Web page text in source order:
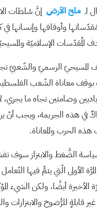
لـ ملح الأرض إنَّ سُلطات
وأوقافها وإنسانها
المُقدّسات الإسلاميّة
المسيحيّ الرسميّ والشّعبيّ
معاناة الشّعب
وصامتين تجاه ما
في هذه الجريمة، ويجب أنْ
هذه الحرب والمعاناة.
الضَّغط والابتزاز سوف
الأولى الّتي يتمُّ فيها
الأخيرة أيضًا، ولكن الشيء
قابلةٍ للرُّضوخ والابتزازات